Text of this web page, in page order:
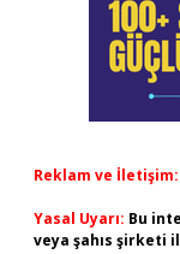
Reklam ve İletişim:
Yasal Uyarı: Bu
veya şahıs şirketi